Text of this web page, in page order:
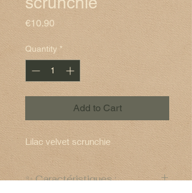
€10.90
Quantity *
Add to Cart
Lilac velvet scrunchie
✨ Caractéristiques :